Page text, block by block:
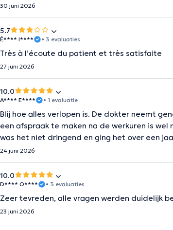
30 juni 2026
5.7
É**** I**** • 3 evaluaties
Très à l’écoute du patient et très satisfaite
27 juni 2026
10.0
A**** E**** • 1 evaluatie
Blij hoe alles verlopen is. De dokter neemt
een afspraak te maken na de werkuren is wel
was het niet dringend en ging het over een
24 juni 2026
10.0
D**** O**** • 3 evaluaties
Zeer tevreden, alle vragen werden duidelijk
23 juni 2026